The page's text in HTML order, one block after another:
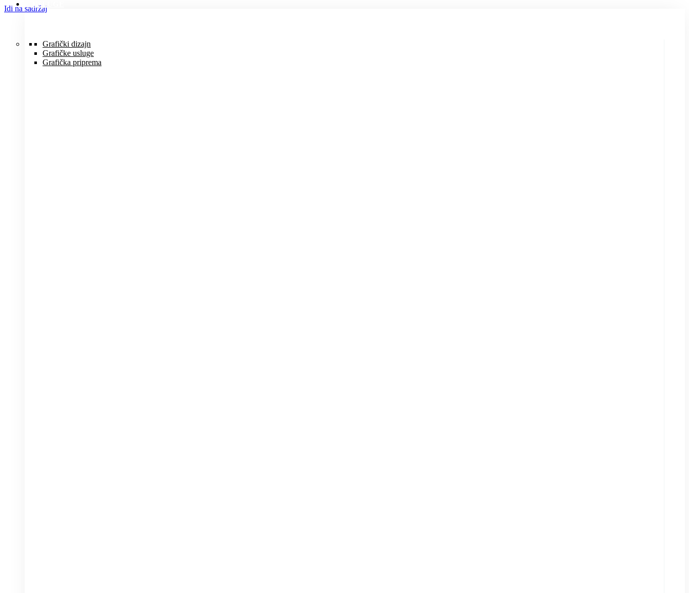
Idi na sadržajUSLUGE
Grafički dizajn
Grafičke usluge
Grafička priprema